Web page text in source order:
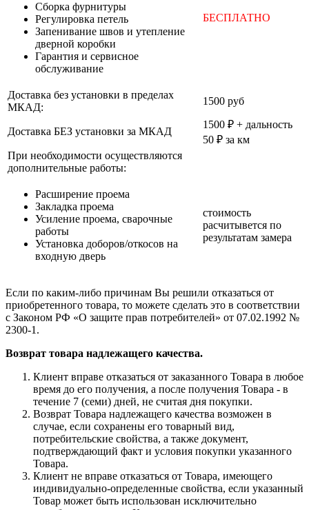
Cборка фурнитуры
Регулировка петель
Запенивание швов и утепление
дверной коробки
Гарантия и сервисное
обслуживание
БЕСПЛАТНО
Доставка без установки в пределах
МКАД:
1500 руб
Доставка БЕЗ установки за МКАД
1500 ₽ + дальность
50 ₽ за км
При необходимости осуществляются
дополнительные работы:
Расширение проема
Закладка проема
Усиление проема, сварочные
работы
Установка доборов/откосов на
входную дверь
стоимость
расчитывется по
результатам замера
Если по каким-либо причинам Вы решили отказаться от
приобретенного товара, то можете сделать это в соответствии
с Законом РФ «О защите прав потребителей» от 07.02.1992 №
2300-1.
Возврат товара надлежащего качества.
Клиент вправе отказаться от заказанного Товара в любое
время до его получения, а после получения Товара - в
течение 7 (семи) дней, не считая дня покупки.
Возврат Товара надлежащего качества возможен в
случае, если сохранены его товарный вид,
потребительские свойства, а также документ,
подтверждающий факт и условия покупки указанного
Товара.
Клиент не вправе отказаться от Товара, имеющего
индивидуально-определенные свойства, если указанный
Товар может быть использован исключительно